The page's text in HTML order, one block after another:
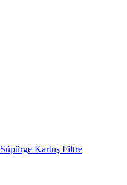
Süpürge Kartuş Filtre